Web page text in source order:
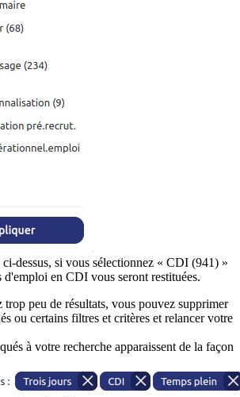
dessus, si vous sélectionnez « CDI (941) »
d'emploi en CDI vous seront restituées.
trop peu de résultats, vous pouvez supprimer
ou certains filtres et critères et relancer votre
à votre recherche apparaissent de la façon